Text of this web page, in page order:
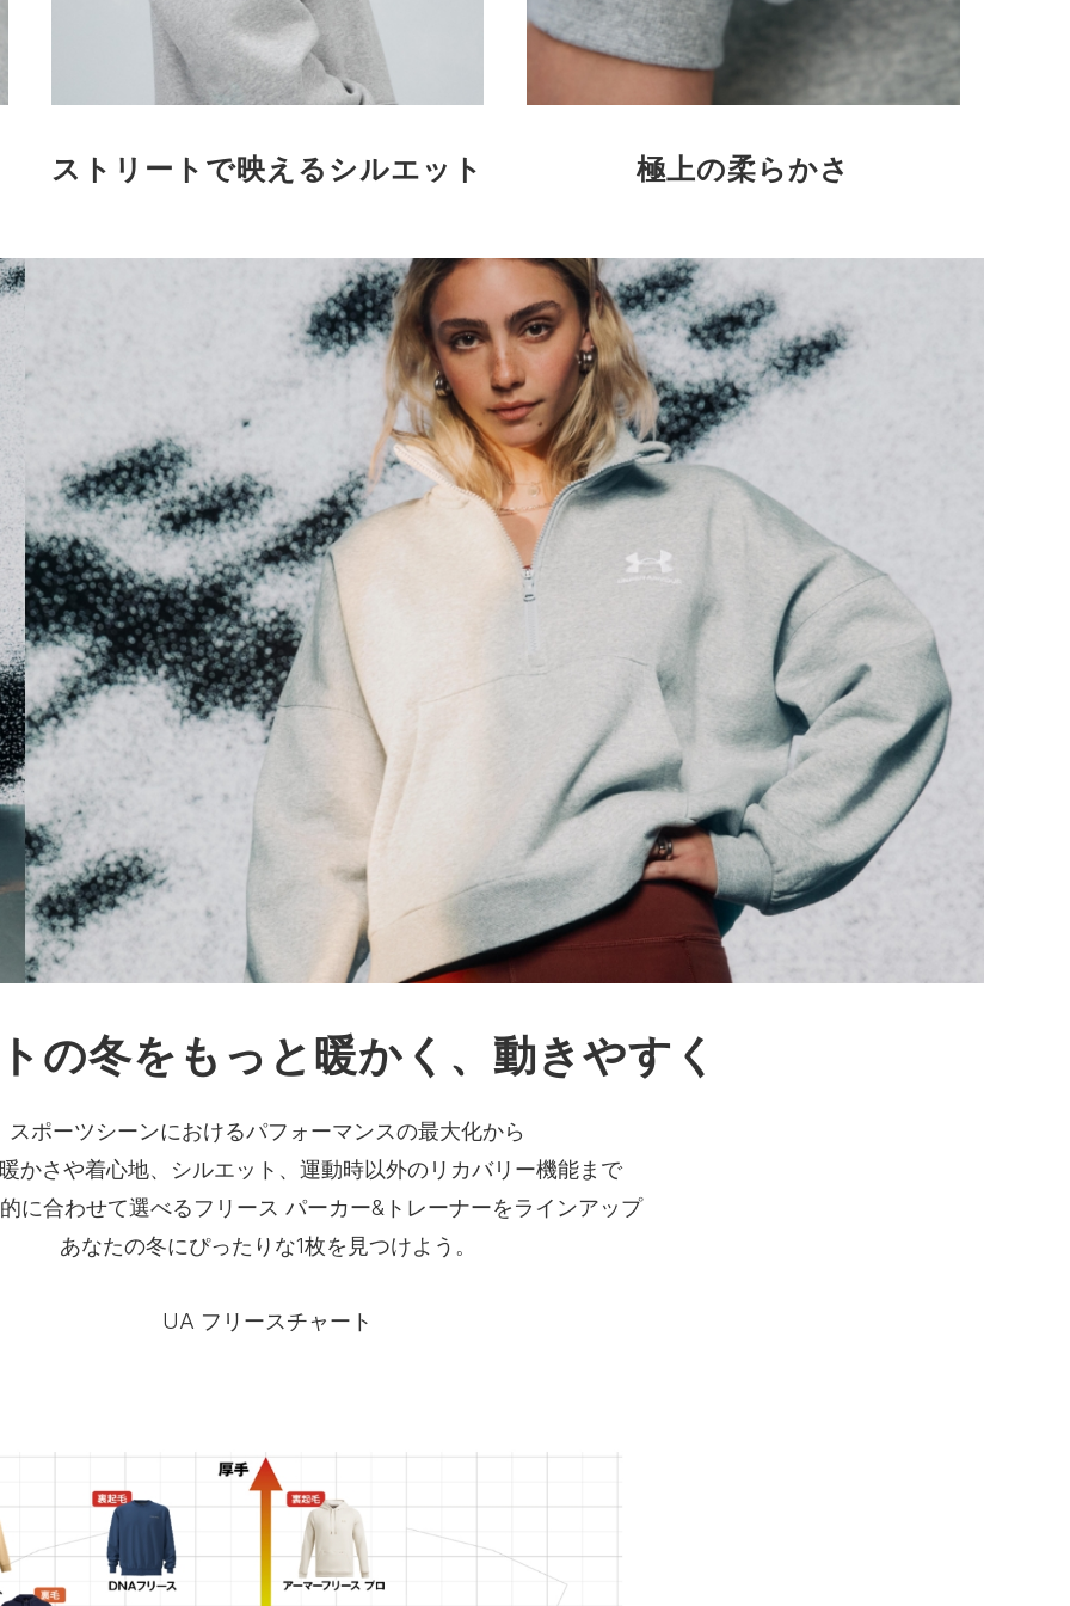
ストリートで映えるシルエット 極上の柔らかさ
の冬をもっと暖かく、動きやすく
スポーツシーンにおけるパフォーマンスの最大化から
かさや着心地、シルエット、運動時以外のリカバリー機能まで
に合わせて選べるフリース パーカー&トレーナーをラインアップ
あなたの冬にぴったりな1枚を見つけよう。
UA フリースチャート